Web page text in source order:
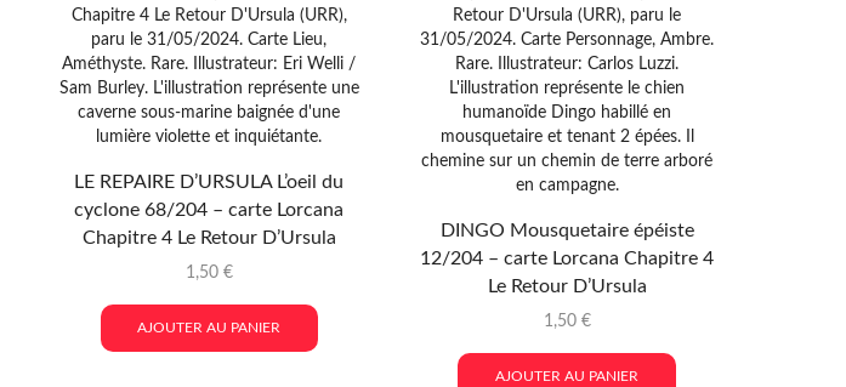
LE REPAIRE D’URSULA L’oeil du
cyclone 68/204 – carte Lorcana
Chapitre 4 Le Retour D’Ursula
1,50 €
AJOUTER AU PANIER
DINGO Mousquetaire épéiste
12/204 – carte Lorcana Chapitre 4
Le Retour D’Ursula
1,50 €
AJOUTER AU PANIER